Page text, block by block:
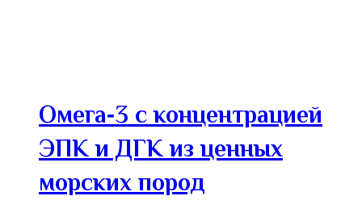
Омега‑3 с концентрацией
ЭПК и ДГК из ценных
морских пород